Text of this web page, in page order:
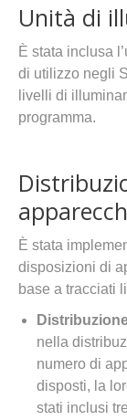
Unità di
È stata inclusa
di utilizzo negli
livelli di
programma.
È stata
disposizioni di
base a tracciati
nella
numero di
disposti, la
stati inclusi